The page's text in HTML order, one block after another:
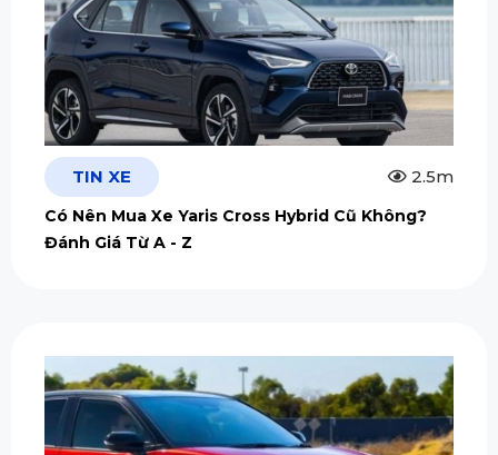
TIN XE 2.5m
Có Nên Mua Xe Yaris Cross Hybrid Cũ Không?
Đánh Giá Từ A - Z